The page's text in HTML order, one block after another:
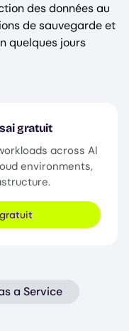
des données au
de sauvegarde et
quelques jours
gratuit
across AI
environments,
a Service